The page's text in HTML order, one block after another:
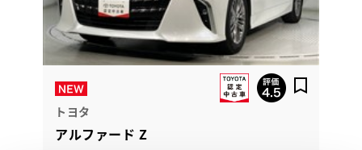
トヨタ
アルファード Z